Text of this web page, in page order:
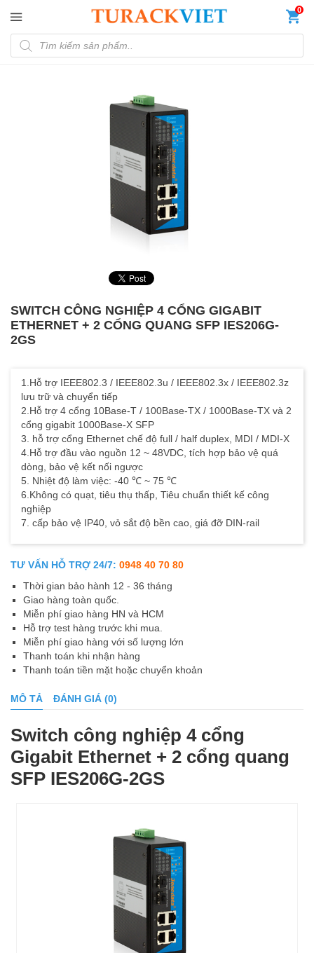
0
Tìm kiếm sản phẩm
SWITCH CÔNG NGHIỆP 4 CỔNG GIGABIT
ETHERNET + 2 CỔNG QUANG SFP IES206G-
2GS
1.Hỗ trợ IEEE802.3 / IEEE802.3u / IEEE802.3x / IEEE802.3z
lưu trữ và chuyển tiếp
2.Hỗ trợ 4 cổng 10Base-T / 100Base-TX / 1000Base-TX và 2
cổng gigabit 1000Base-X SFP
3. hỗ trợ cổng Ethernet chế độ full / half duplex, MDI / MDI-X
4.Hỗ trợ đầu vào nguồn 12 ~ 48VDC, tích hợp bảo vệ quá
dòng, bảo vệ kết nối ngược
5. Nhiệt độ làm việc: -40 ℃ ~ 75 ℃
6.Không có quạt, tiêu thụ thấp, Tiêu chuẩn thiết kế công
nghiệp
7. cấp bảo vệ IP40, vỏ sắt độ bền cao, giá đỡ DIN-rail
TƯ VẤN HỖ TRỢ 24/7: 0948 40 70 80
Thời gian bảo hành 12 - 36 tháng
Giao hàng toàn quốc.
Miễn phí giao hàng HN và HCM
Hỗ trợ test hàng trước khi mua.
Miễn phí giao hàng với số lượng lớn
Thanh toán khi nhận hàng
Thanh toán tiền mặt hoặc chuyển khoản
MÔ TẢ ĐÁNH GIÁ (0)
Switch công nghiệp 4 cổng
Gigabit Ethernet + 2 cổng quang
SFP IES206G-2GS